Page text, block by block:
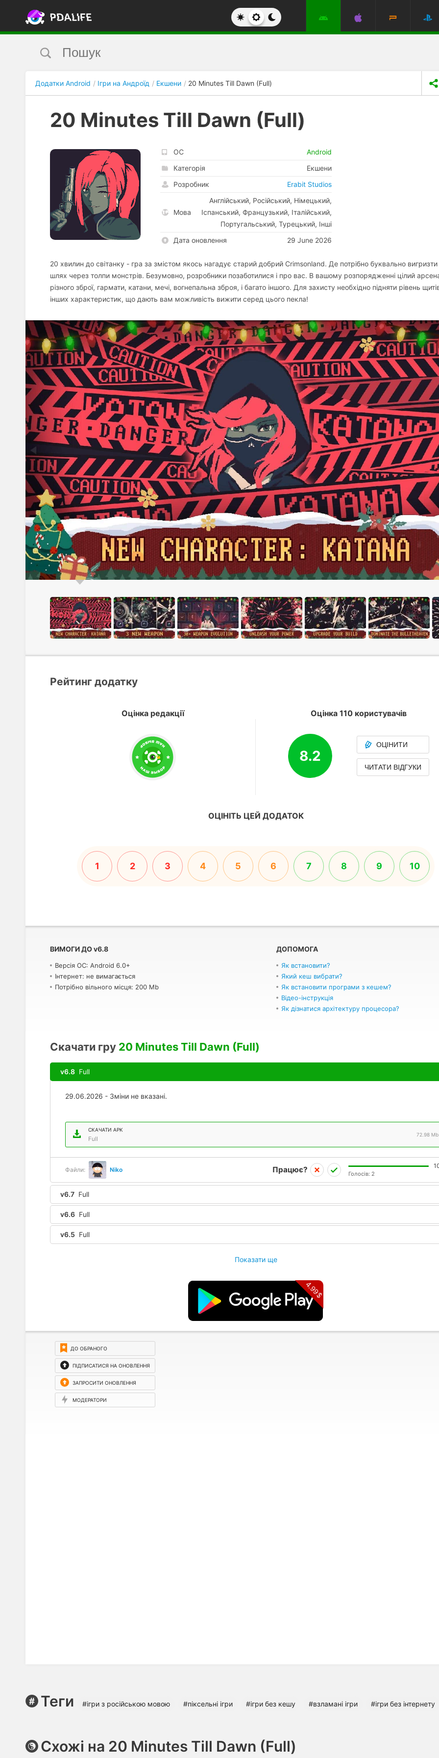
Додатки Android Ігри на Андроїд Екшени 20 Minutes Till Dawn (Full)
20 Minutes Till Dawn (Full)
ОС
Android
Категорія
Екшени
Розробник
Erabit Studios
Мова
Англійський, Російський, Німецький,
Іспанський, Французький, Італійський,
Португальський, Турецький, Інші
Дата оновлення
29 June 2026
20 хвилин до світанку - гра за змістом якось нагадує старий добрий Crimsonland. Де потрібно буквально вигризти
шлях через толпи монстрів. Безумовно, розробники позаботилися і про вас. В вашому розпорядженні цілий
різного зброї, гармати, катани, мечі, вогнепальна зброя, і багато іншого. Для захисту необхідно підняти рівень
інших характеристик, що дають вам можливість вижити серед цього пекла!
Рейтинг додатку
Оцінка редакції Оцінка 110 користувачів
8.2
ОЦІНИТИ
ЧИТАТИ ВІДГУКИ
ОЦІНІТЬ ЦЕЙ ДОДАТОК
1 2 3 4 5 6 7 8 9 10
ВИМОГИ ДОv6.8
Версія ОС: Android 6.0+
Інтернет: не вимагається
Потрібно вільного місця: 200 Mb
ДОПОМОГА
Як встановити?
Який кеш вибрати?
Як встановити програми з кешем?
Відео-інструкція
Як дізнатися архітектуру процесора?
Скачати гру 20 Minutes Till Dawn (Full)
v6.8 Full
29.06.2026 - Зміни не вказані.
СКАЧАТИ APK
Full
72.98 Mb
Файли: Niko Працює? Голосів: 2
v6.7 Full
v6.6 Full
v6.5 Full
Показати ще
4.99$
ДО ОБРАНОГО
ПІДПИСАТИСЯ НА ОНОВЛЕННЯ
ЗАПРОСИТИ ОНОВЛЕННЯ
МОДЕРАТОРИ
Теги #ігри з російською мовою #піксельні ігри #ігри без кешу #взламані ігри #ігри без інтернету
Схожі на 20 Minutes Till Dawn (Full)